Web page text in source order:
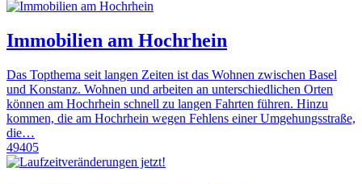
Immobilien am Hochrhein
Das Topthema seit langen Zeiten ist das Wohnen zwischen Basel
und Konstanz. Wohnen und arbeiten an unterschiedlichen Orten
können am Hochrhein schnell zu langen Fahrten führen. Hinzu
kommen, die am Hochrhein wegen Fehlens einer Umgehungsstraße,
die…
49405